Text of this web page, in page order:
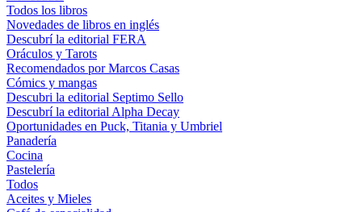
Todos los libros
Novedades de libros en inglés
Descubrí la editorial FERA
Oráculos y Tarots
Recomendados por Marcos Casas
Cómics y mangas
Descubri la editorial Septimo Sello
Descubrí la editorial Alpha Decay
Oportunidades en Puck, Titania y Umbriel
Panadería
Cocina
Pastelería
Todos
Aceites y Mieles